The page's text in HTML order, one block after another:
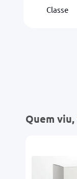
Classe
Quem viu,